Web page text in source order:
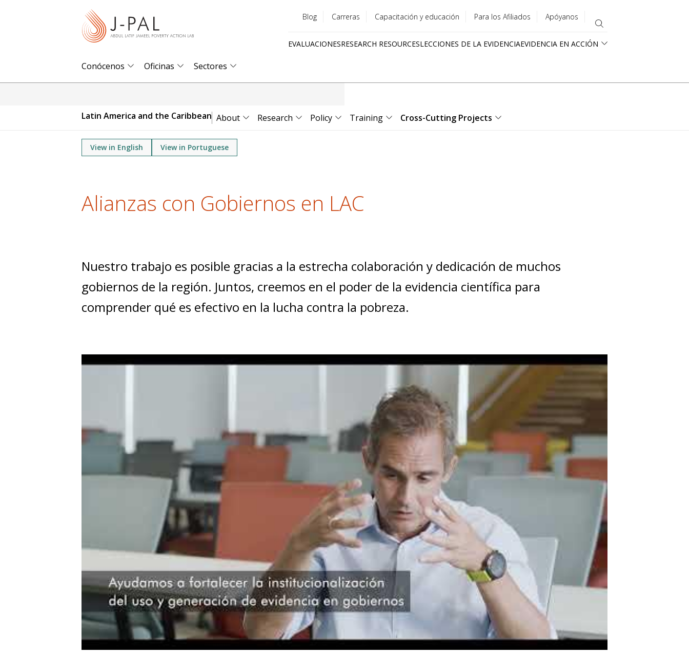
menu
Blog Carreras Capacitación y educación Para los Afiliados Apóyanos
EVALUACIONESRESEARCH RESOURCESLECCIONES DE LA EVIDENCIAEVIDENCIA EN ACCIÓN
Conócenos Oficinas Sectores
Latin America and the Caribbean About Research Policy Training Cross-Cutting Projects
View in English View in Portuguese
Alianzas con Gobiernos en LAC
Nuestro trabajo es posible gracias a la estrecha colaboración y dedicación de muchos
gobiernos de la región. Juntos, creemos en el poder de la evidencia científica para
comprender qué es efectivo en la lucha contra la pobreza.